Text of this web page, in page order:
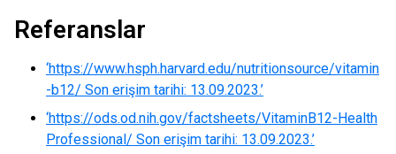
Referanslar
‘https://www.hsph.harvard.edu/nutritionsource/vitamin
-b12/ Son erişim tarihi: 13.09.2023.’
‘https://ods.od.nih.gov/factsheets/VitaminB12-Health
Professional/ Son erişim tarihi: 13.09.2023.’